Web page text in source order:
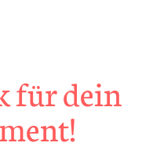
für dein